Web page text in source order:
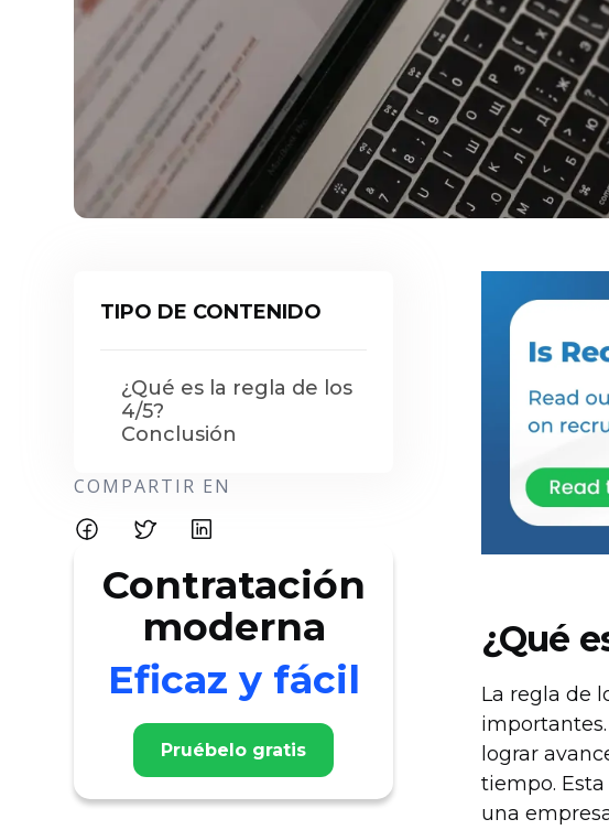
TIPO DE CONTENIDO
¿Qué es la regla de los
4/5?
Conclusión
COMPARTIR EN
Contratación
moderna
Eficaz y fácil
Pruébelo gratis
¿Qué
La regla de
lograr
tiempo.
una